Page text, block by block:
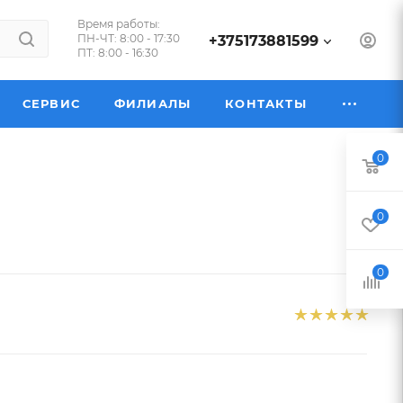
Время работы:
ПН-ЧТ: 8:00 - 17:30
ПТ: 8:00 - 16:30
+375173881599
СЕРВИС ФИЛИАЛЫ КОНТАКТЫ
0
0
0